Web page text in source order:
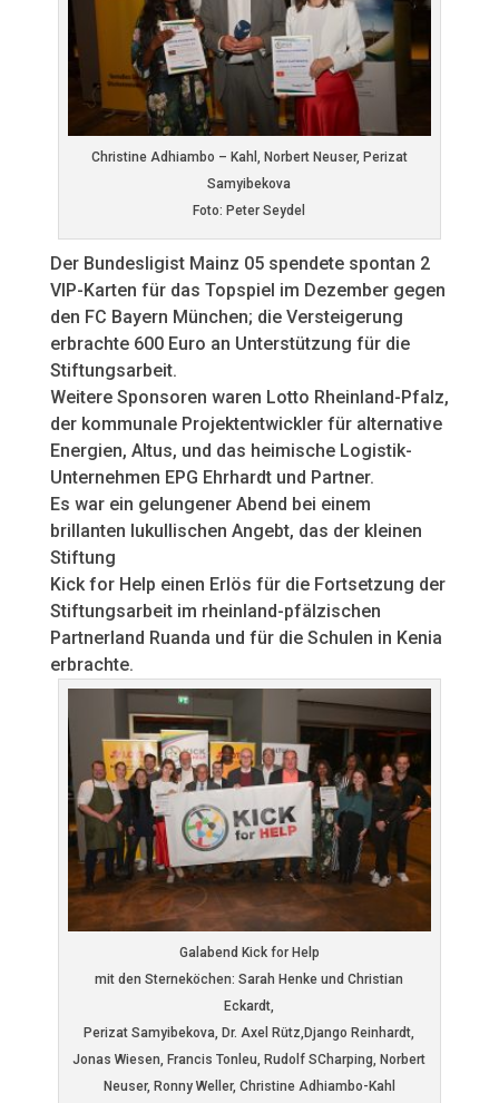
Christine Adhiambo – Kahl, Norbert Neuser, Perizat
Samyibekova
Foto: Peter Seydel
Der Bundesligist Mainz 05 spendete spontan 2
VIP-Karten für das Topspiel im Dezember gegen
den FC Bayern München; die Versteigerung
erbrachte 600 Euro an Unterstützung für die
Stiftungsarbeit.
Weitere Sponsoren waren Lotto Rheinland-Pfalz,
der kommunale Projektentwickler für alternative
Energien, Altus, und das heimische Logistik-
Unternehmen EPG Ehrhardt und Partner.
Es war ein gelungener Abend bei einem
brillanten lukullischen Angebt, das der kleinen
Stiftung
Kick for Help einen Erlös für die Fortsetzung der
Stiftungsarbeit im rheinland-pfälzischen
Partnerland Ruanda und für die Schulen in Kenia
erbrachte.
Galabend Kick for Help
mit den Sterneköchen: Sarah Henke und Christian
Eckardt,
Perizat Samyibekova, Dr. Axel Rütz,Django Reinhardt,
Jonas Wiesen, Francis Tonleu, Rudolf SCharping, Norbert
Neuser, Ronny Weller, Christine Adhiambo-Kahl